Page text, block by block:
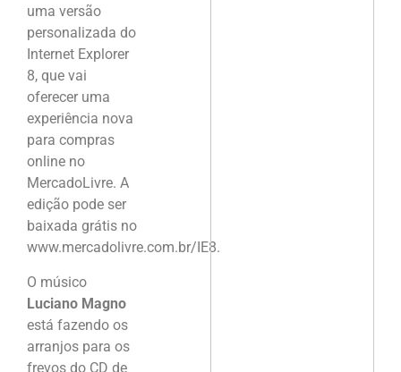
uma versão
personalizada do
Internet Explorer
8, que vai
oferecer uma
experiência nova
para compras
online no
MercadoLivre. A
edição pode ser
baixada grátis no
www.mercadolivre.com.br/IE8.
O músico
Luciano Magno
está fazendo os
arranjos para os
frevos do CD de